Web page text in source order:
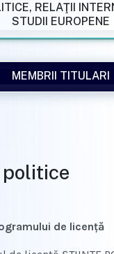
de licenţă
RELAŢII
STUDII EUROPENE
MEMBRII TITULARI